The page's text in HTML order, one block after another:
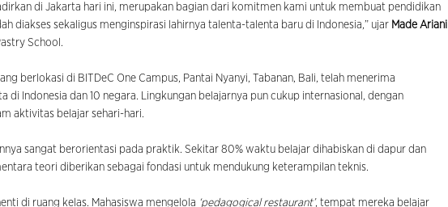
di Jakarta hari ini, merupakan bagian dari komitmen kami untuk membuat pendidikan
diakses sekaligus menginspirasi lahirnya talenta-talenta baru di Indonesia,” ujar Made Ariani
School.
berlokasi di BITDeC One Campus, Pantai Nyanyi, Tabanan, Bali, telah menerima
di Indonesia dan 10 negara. Lingkungan belajarnya pun cukup internasional, dengan
aktivitas belajar sehari-hari.
sangat berorientasi pada praktik. Sekitar 80% waktu belajar dihabiskan di dapur dan
teori diberikan sebagai fondasi untuk mendukung keterampilan teknis.
di ruang kelas. Mahasiswa mengelola ‘pedagogical restaurant’, tempat mereka belajar